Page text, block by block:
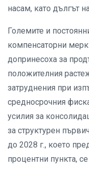
насам, като дългът
Големите и
компенсаторни
допринесоха за
положителния
затруднения при
средносрочния
усилия за
за структурен
до 2028 г., което
процентни пункта,